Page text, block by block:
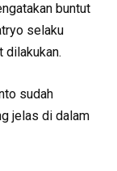
buntut
selaku
dilakukan.
sudah
jelas di dalam